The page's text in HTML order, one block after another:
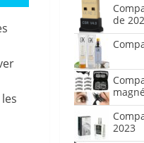
de
2023